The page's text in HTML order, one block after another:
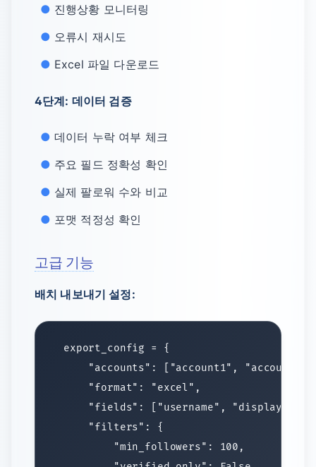
진행상황 모니터링
오류시 재시도
Excel 파일 다운로드
4단계: 데이터 검증
데이터 누락 여부 체크
주요 필드 정확성 확인
실제 팔로워 수와 비교
포맷 적정성 확인
고급 기능
배치 내보내기 설정: